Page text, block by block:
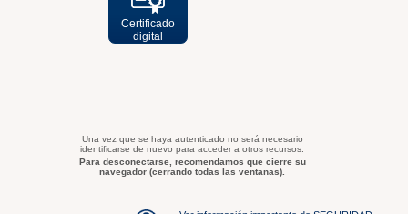
Certificado
digital
Una vez que se haya autenticado no será necesario
identificarse de nuevo para acceder a otros recursos.
Para desconectarse, recomendamos que cierre su
navegador (cerrando todas las ventanas).